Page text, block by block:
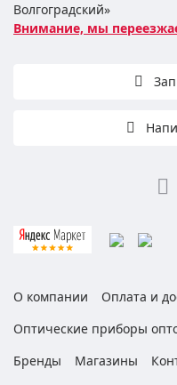
Волгоградский»
Внимание, мы
О компании
Оплата и
Оптические приборы
Бренды
Магазины